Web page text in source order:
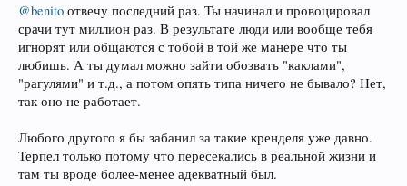
@benito отвечу последний раз. Ты начинал и провоцировал
срачи тут миллион раз. В результате люди или вообще тебя
игнорят или общаются с тобой в той же манере что ты
любишь. А ты думал можно зайти обозвать "каклами",
"рагулями" и т.д., а потом опять типа ничего не бывало? Нет,
так оно не работает.
Любого другого я бы забанил за такие кренделя уже давно.
Терпел только потому что пересекались в реальной жизни и
там ты вроде более-менее адекватный был.